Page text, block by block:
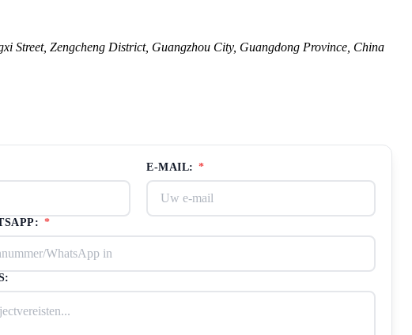
Street, Zengcheng District, Guangzhou City, Guangdong Province, China
E-MAIL: *
*